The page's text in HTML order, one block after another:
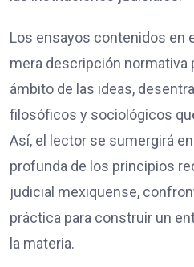
Los ensayos contenidos en
mera descripción normativa
ámbito de las ideas,
filosóficos y sociológicos
Así, el lector se sumergirá
profunda de los principios
judicial mexiquense,
práctica para construir un
la materia.